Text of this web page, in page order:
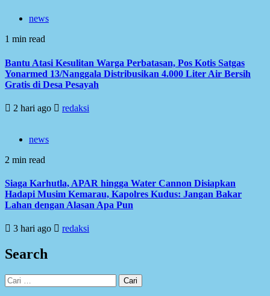
news
1 min read
Bantu Atasi Kesulitan Warga Perbatasan, Pos Kotis Satgas
Yonarmed 13/Nanggala Distribusikan 4.000 Liter Air Bersih
Gratis di Desa Pesayah
2 hari ago redaksi
news
2 min read
Siaga Karhutla, APAR hingga Water Cannon Disiapkan
Hadapi Musim Kemarau, Kapolres Kudus: Jangan Bakar
Lahan dengan Alasan Apa Pun
3 hari ago redaksi
Search
Cari
untuk: